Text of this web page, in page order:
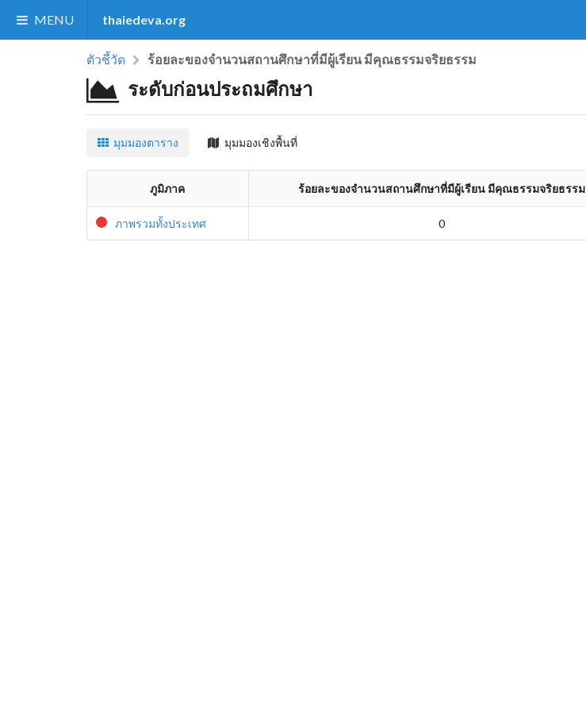
MENU thaiedeva.org
ตัวชี้วัด ร้อยละของจำนวนสถานศึกษาที่มีผู้เรียน มีคุณธรรมจริยธรรม
ระดับก่อนประถมศึกษา
มุมมองตาราง มุมมองเชิงพื้นที่
ภูมิภาค ร้อยละของจำนวนสถานศึกษาที่มีผู้เรียน มีคุณธรรมจริยธรรม
ภาพรวมทั้งประเทศ 0